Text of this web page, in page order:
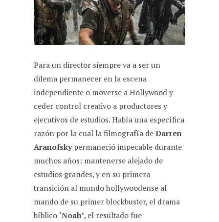
Para un director siempre va a ser un
dilema permanecer en la escena
independiente o moverse a Hollywood y
ceder control creativo a productores y
ejecutivos de estudios. Había una específica
razón por la cual la filmografía deDarren
Aranofskypermaneció impecable durante
muchos años: mantenerse alejado de
estudios grandes, y en su primera
transición al mundo hollywoodense al
mando de su primer blockbuster, el drama
bíblico ‘Noah’, el resultado fue